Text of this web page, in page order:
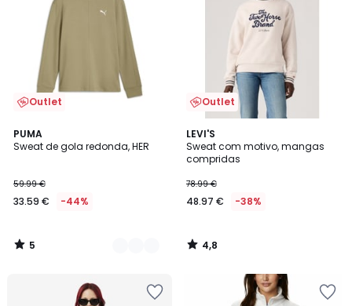
Outlet
PUMA
Sweat de gola redonda, HER
59.99 €
33.59 € -44%
5
/
2
Cores
5
/
Outlet
LEVI'S
Sweat com motivo, mangas
compridas
78.99 €
48.97 € -38%
4,8
/ 5
4,8
/